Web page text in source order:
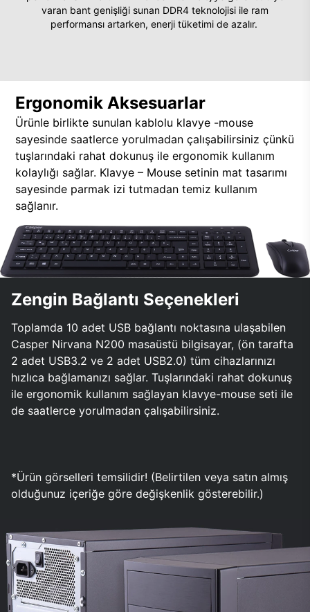
varan bant genişliği sunan DDR4 teknolojisi ile ram
performansı artarken, enerji tüketimi de azalır.
Ergonomik Aksesuarlar
Ürünle birlikte sunulan kablolu klavye -mouse
sayesinde saatlerce yorulmadan çalışabilirsiniz çünkü
tuşlarındaki rahat dokunuş ile ergonomik kullanım
kolaylığı sağlar. Klavye – Mouse setinin mat tasarımı
sayesinde parmak izi tutmadan temiz kullanım
sağlanır.
Zengin Bağlantı Seçenekleri
Toplamda 10 adet USB bağlantı noktasına ulaşabilen
Casper Nirvana N200 masaüstü bilgisayar, (ön tarafta
2 adet USB3.2 ve 2 adet USB2.0) tüm cihazlarınızı
hızlıca bağlamanızı sağlar. Tuşlarındaki rahat dokunuş
ile ergonomik kullanım sağlayan klavye-mouse seti ile
de saatlerce yorulmadan çalışabilirsiniz.
*Ürün görselleri temsilidir! (Belirtilen veya satın almış
olduğunuz içeriğe göre değişkenlik gösterebilir.)